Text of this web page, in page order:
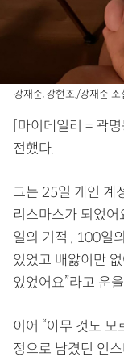
강재준, 강현조./강재준 소
[마이데일리 = 곽
전했다.
그는 25일 개인 계
리스마스가 되었
일의 기적 , 100일
있었고 배앓이만
있었어요”라고 운
이어 “아무 것도
정으로 남겼던 인